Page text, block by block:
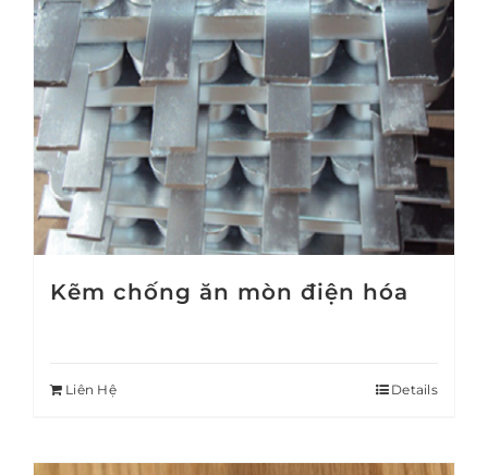
Kẽm chống ăn mòn điện hóa
Liên Hệ Details